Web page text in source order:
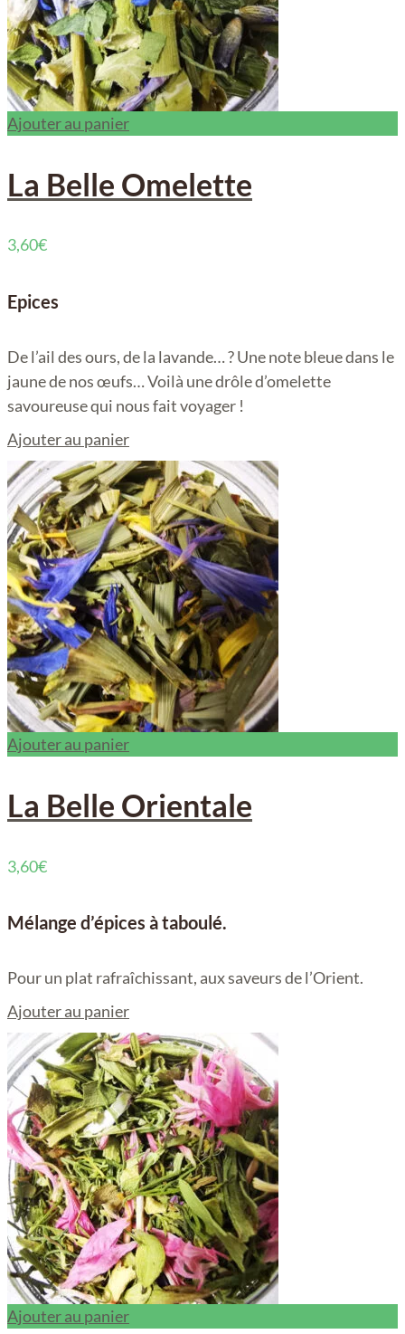
Ajouter au panier
La Belle Omelette
3,60€
Epices
De l’ail des ours, de la lavande… ? Une note bleue dans le
jaune de nos œufs… Voilà une drôle d’omelette
savoureuse qui nous fait voyager !
Ajouter au panier
Ajouter au panier
La Belle Orientale
3,60€
Mélange d’épices à taboulé.
Pour un plat rafraîchissant, aux saveurs de l’Orient.
Ajouter au panier
Ajouter au panier